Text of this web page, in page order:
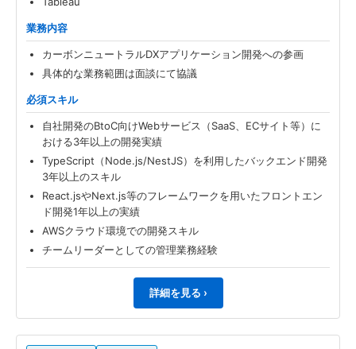
業務内容
カーボンニュートラルDXアプリケーション開発への参画
具体的な業務範囲は面談にて協議
必須スキル
自社開発のBtoC向けWebサービス（SaaS、ECサイト等）に
おける3年以上の開発実績
TypeScript（Node.js/NestJS）を利用したバックエンド開発
3年以上のスキル
React.jsやNext.js等のフレームワークを用いたフロントエン
ド開発1年以上の実績
AWSクラウド環境での開発スキル
チームリーダーとしての管理業務経験
詳細を見る ›